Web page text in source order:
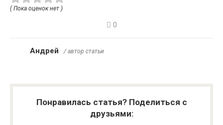
( Пока оценок нет )
0
Андрей / автор статьи
Понравилась статья? Поделиться с
друзьями: